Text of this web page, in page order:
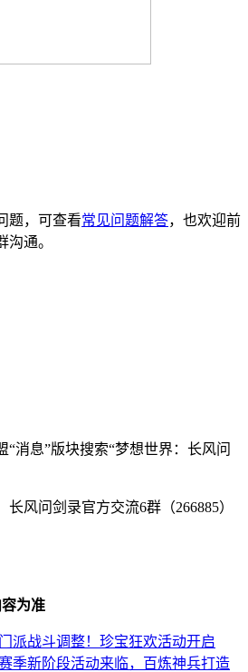
题，可查看常见问题解答，也欢迎前
通。
“消息”版块搜索“梦想世界：长风问
风问剑录官方交流6群（266885）
为准
派战斗调整！珍宝狂欢活动开启
季新阶段活动来临，百炼神兵打造